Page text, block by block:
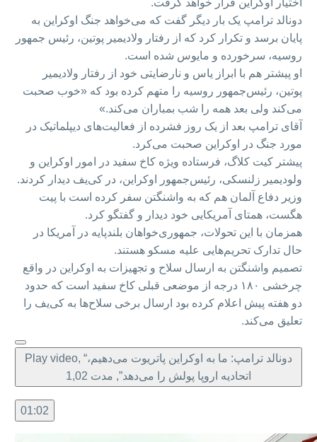
اختیار اوکراین قرار خواهد گرفت.
دونالد ترامپ یک بار دیگر گفت که می‌خواهد جنگ اوکراین به
پایان برسد و تکرار کرد که از رفتار ولادیمیر پوتین، رئیس جمهور
روسیه، سرخورده و مایوس شده است.
او پیشتر هم با ابراز یاس و نارضایتی خود از رفتار ولادیمیر
پوتین، رئیس‌جمهور روسیه را متهم کرده بود که «خوب صحبت
می‌کند ولی بعد همه را شب بمباران می‌کند.»
آقای ترامپ بعد از یک روز فشرده از فعالیت‌های دیپلماتیک در
مورد جنگ در اوکراین صحبت می‌کرد.
پیشتر کیت کلاگ، فرستاده ویژه کاخ سفید در امور اوکراین و
ولودیمیر زلنسکی، رئیس‌جمهور اوکراین، در کی‌یف دیدار کردند.
وزیر دفاع آلمان هم که به واشنگتن سفر کرده است با پیت
هگست، همتای آمریکایی خود دیدار و گفتگو کرد.
همزمان با این تحولات، جمهوری‌خواهان بلند‌پایه در ‌آمریکا در
حال تدارک تحریم‌هایی علیه مسکو هستند.
تصمیم واشنگتن به ارسال سلاح و تجهیزات به اوکراین در واقع
چرخشی ۱۸۰ درجه از موضعی قبلی کاخ سفید است که حدود
دو هفته پیش اعلام کرده بود ارسال برخی سلاح‌ها به کی‌یف را
تعلیق می‌کند.
Play video, “دونالد ترامپ: ما به اوکراین پاتریوت می‌دهیم،
اتحادیه اروپا پولش را می‌دهد”, مدت 1,02
01:02